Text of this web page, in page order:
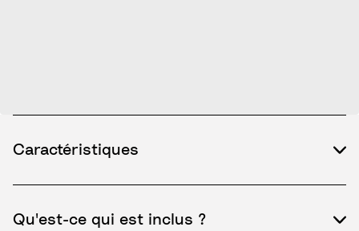
Caractéristiques
Qu'est-ce qui est inclus ?